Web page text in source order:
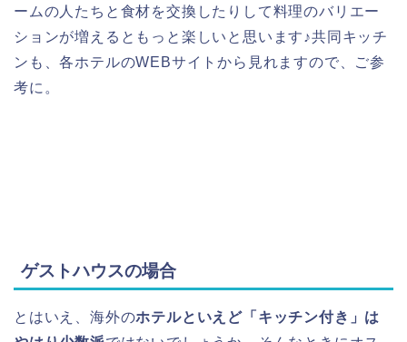
ームの人たちと食材を交換したりして料理のバリエー
ションが増えるともっと楽しいと思います♪共同キッチ
ンも、各ホテルのWEBサイトから見れますので、ご参
考に。
ゲストハウスの場合
とはいえ、海外のホテルといえど「キッチン付き」は